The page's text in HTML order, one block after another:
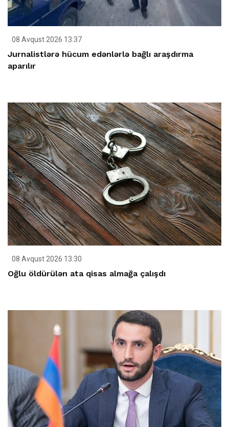
08 Avqust 2026 13:37
Jurnalistlərə hücum edənlərlə bağlı araşdırma
aparılır
08 Avqust 2026 13:30
Oğlu öldürülən ata qisas almağa çalışdı